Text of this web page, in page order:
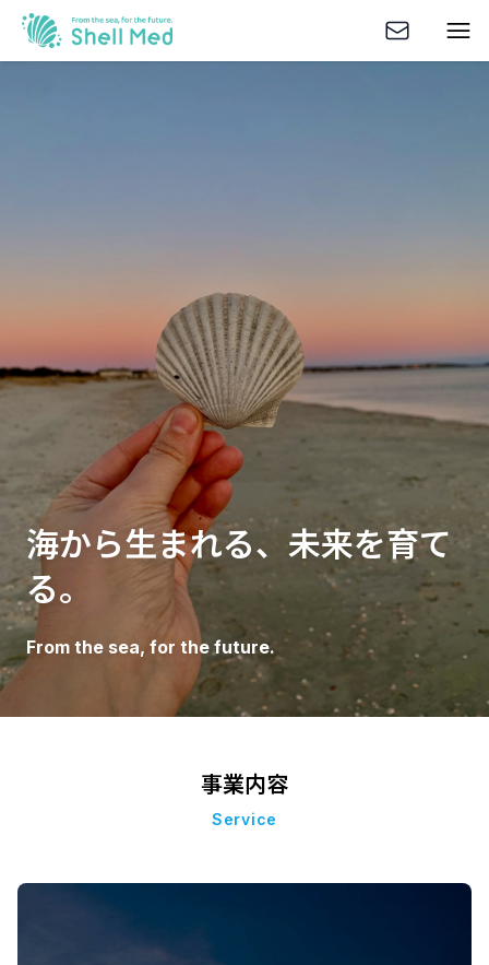
海から生まれる、未来を育て
る。
From the sea, for the future.
事業内容
Service